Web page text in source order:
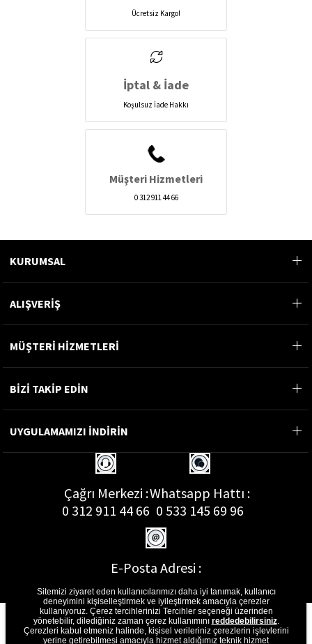
Ücretsiz Kargo!
İptal & İade
Koşulsuz İade Hakkı
Müşteri Hizmetleri
0 312 911 44 66
KURUMSAL
ALIŞVERİŞ
MÜŞTERİ HİZMETLERİ
BİZİ TAKİP EDİN
UYGULAMAMIZI İNDİRİN
Çağrı Merkezi :
0 312 911 44 66
Whatsapp Hattı :
0 533 145 69 96
E-Posta Adresi :
musterihizmetleri@gon.com.tr
Sitemizi ziyaret eden kullanıcılarımızı daha iyi tanımak, kullanıcı
deneyimini kişiselleştirmek ve iyileştirmek amacıyla çerezler
kullanıyoruz. Çerez tercihlerinizi Tercihler seçeneği üzerinden
yönetebilir, dilediğiniz zaman çerez kullanımını reddedebilirsiniz.
Çerezleri kabul etmeniz halinde, kişisel verileriniz çerezlerin işlevlerini
yerine getirebilmesi amacıyla hizmet aldığımız teknik hizmet